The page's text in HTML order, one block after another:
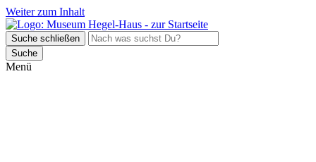
Weiter zum Inhalt
Suche schließen
Suche
Menü